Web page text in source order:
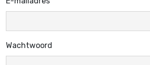
Wachtwoord